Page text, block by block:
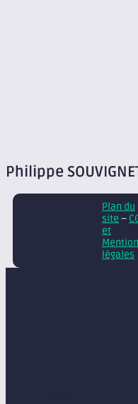
Philippe
Plan du
site –
et
légales